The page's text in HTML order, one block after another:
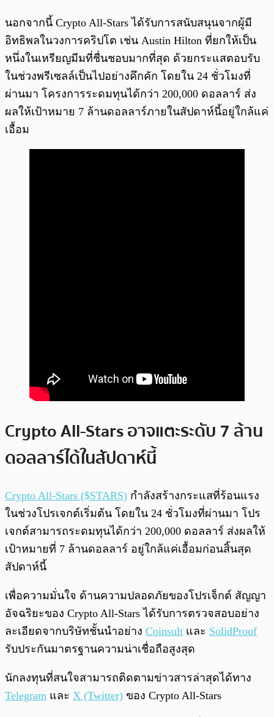
นอกจากนี้ Crypto All-Stars ได้รับการสนับสนุนจากผู้มี
อิทธิพลในวงการคริปโต เช่น Austin Hilton ที่ยกให้เป็น
หนึ่งในเหรียญมีมที่ชื่นชอบมากที่สุด ด้วยกระแสตอบรับ
ในช่วงพรีเซลล์เป็นไปอย่างคึกคัก โดยใน 24 ชั่วโมงที่
ผ่านมา โครงการระดมทุนได้กว่า 200,000 ดอลลาร์ ส่ง
ผลให้เป้าหมาย 7 ล้านดอลลาร์ภายในสัปดาห์นี้อยู่ใกล้แค่
เอื้อม
Crypto All-Stars อาจแตะระดับ 7 ล้าน
ดอลลาร์ได้ในสัปดาห์นี้
Crypto All-Stars ($STARS) กำลังสร้างกระแสที่ร้อนแรง
ในช่วงโปรเจกต์เริ่มต้น โดยใน 24 ชั่วโมงที่ผ่านมา โปร
เจกต์สามารถระดมทุนได้กว่า 200,000 ดอลลาร์ ส่งผลให้
เป้าหมายที่ 7 ล้านดอลลาร์ อยู่ใกล้แค่เอื้อมก่อนสิ้นสุด
สัปดาห์นี้
เพื่อความมั่นใจ ด้านความปลอดภัยของโปรเจ็กต์ สัญญา
อัจฉริยะของ Crypto All-Stars ได้รับการตรวจสอบอย่าง
ละเอียดจากบริษัทชั้นนำอย่าง Coinsult และ SolidProof
รับประกันมาตรฐานความน่าเชื่อถือสูงสุด
นักลงทุนที่สนใจสามารถติดตามข่าวสารล่าสุดได้ทาง
Telegram และ X (Twitter) ของ Crypto All-Stars